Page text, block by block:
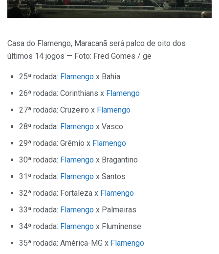
Casa do Flamengo, Maracanã será palco de oito dos
últimos 14 jogos — Foto: Fred Gomes / ge
25ª rodada: Flamengo x Bahia
26ª rodada: Corinthians x Flamengo
27ª rodada: Cruzeiro x Flamengo
28ª rodada: Flamengo x Vasco
29ª rodada: Grêmio x Flamengo
30ª rodada: Flamengo x Bragantino
31ª rodada: Flamengo x Santos
32ª rodada: Fortaleza x Flamengo
33ª rodada: Flamengo x Palmeiras
34ª rodada: Flamengo x Fluminense
35ª rodada: América-MG x Flamengo